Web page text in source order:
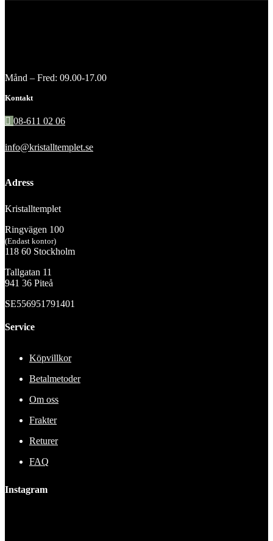
Månd – Fred: 09.00-17.00
Kontakt
08-611 02 06
info@kristalltemplet.se
Adress
Kristalltemplet
Ringvägen 100
(Endast kontor)
118 60 Stockholm
Tallgatan 11
941 36 Piteå
SE556951791401
Service
Köpvillkor
Betalmetoder
Om oss
Frakter
Returer
FAQ
Instagram